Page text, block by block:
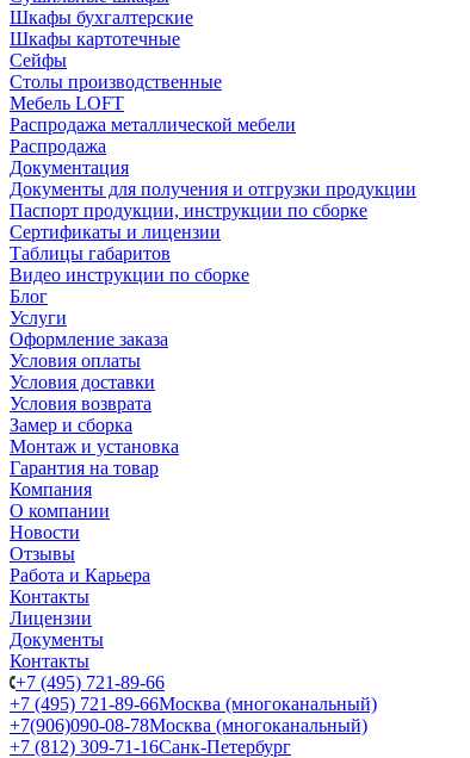
Шкафы бухгалтерские
Шкафы картотечные
Сейфы
Столы производственные
Мебель LOFT
Распродажа металлической мебели
Распродажа
Документация
Документы для получения и отгрузки продукции
Паспорт продукции, инструкции по сборке
Сертификаты и лицензии
Таблицы габаритов
Видео инструкции по сборке
Блог
Услуги
Оформление заказа
Условия оплаты
Условия доставки
Условия возврата
Замер и сборка
Монтаж и установка
Гарантия на товар
Компания
О компании
Новости
Отзывы
Работа и Карьера
Контакты
Лицензии
Документы
Контакты
+7 (495) 721-89-66
+7 (495) 721-89-66Москва (многоканальный)
+7(906)090-08-78Москва (многоканальный)
+7 (812) 309-71-16Санк-Петербург